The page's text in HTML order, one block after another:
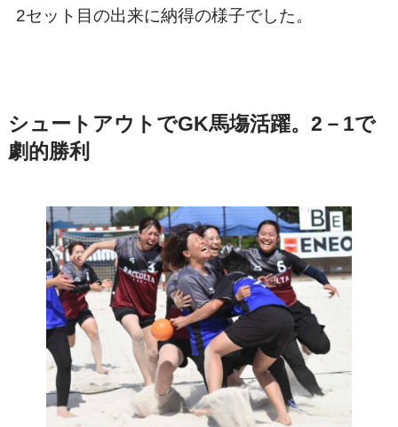
2セット目の出来に納得の様子でした。
シュートアウトでGK馬塲活躍。2－1で
劇的勝利